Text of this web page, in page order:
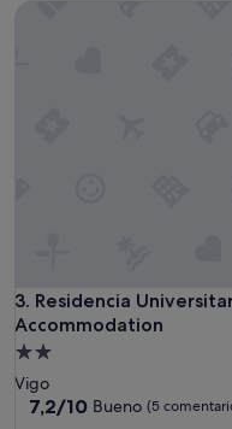
3. Residencia
Accommodation
Residencia
Alojamiento
de
2.0 estrellas
Vigo
7.2
7,2/10 Bueno (5
Residencia